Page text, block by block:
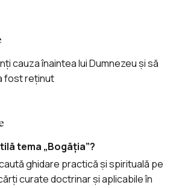
cauza înaintea lui Dumnezeu și să
fost reținut
tema „Bogăția”?
ghidare practică și spirituală pe
curate doctrinar și aplicabile în